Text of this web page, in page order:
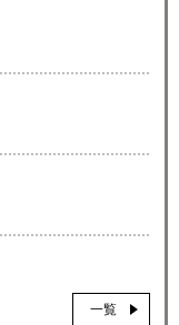
一覧